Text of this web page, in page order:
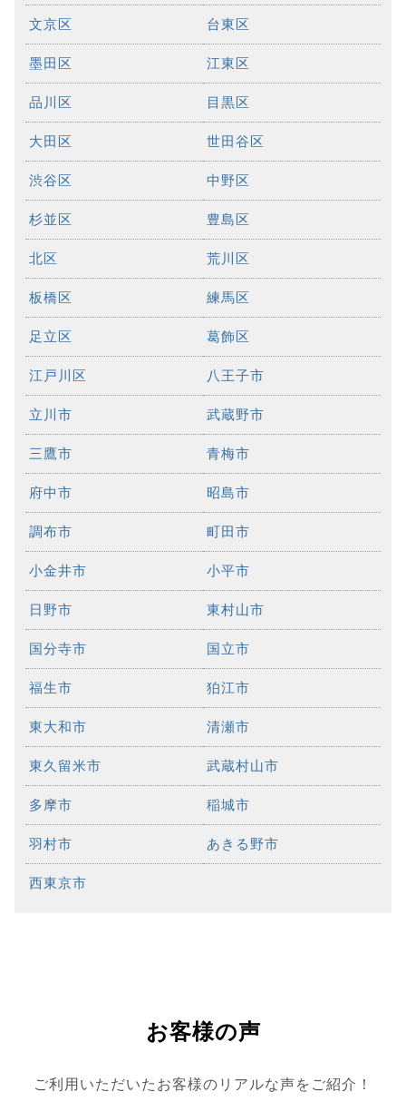
文京区 台東区
墨田区 江東区
品川区 目黒区
大田区 世田谷区
渋谷区 中野区
杉並区 豊島区
北区 荒川区
板橋区 練馬区
足立区 葛飾区
江戸川区 八王子市
立川市 武蔵野市
三鷹市 青梅市
府中市 昭島市
調布市 町田市
小金井市 小平市
日野市 東村山市
国分寺市 国立市
福生市 狛江市
東大和市 清瀬市
東久留米市 武蔵村山市
多摩市 稲城市
羽村市 あきる野市
西東京市
お客様の声
ご利用いただいたお客様のリアルな声をご紹介！